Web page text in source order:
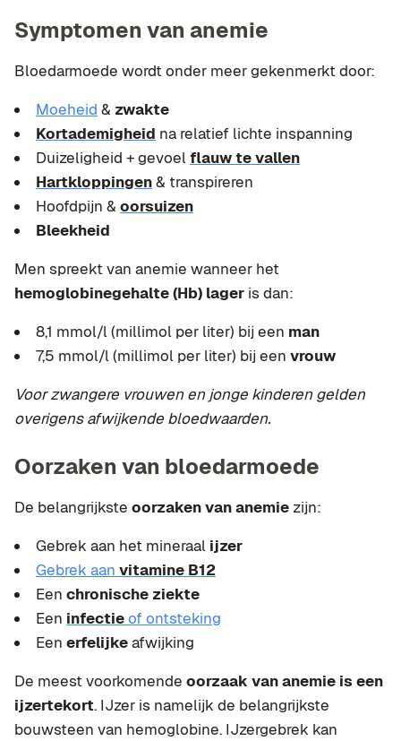
Symptomen van anemie
Bloedarmoede wordt onder meer gekenmerkt door:
Moeheid & zwakte
Kortademigheid na relatief lichte inspanning
Duizeligheid + gevoelflauw te vallen
Hartkloppingen& transpireren
Hoofdpijn & oorsuizen
Bleekheid
Men spreekt van anemie wanneer het
hemoglobinegehalte (Hb) lager is dan:
8,1 mmol/l (millimol per liter) bij een man
7,5 mmol/l (millimol per liter) bij een vrouw
Voor zwangere vrouwen en jonge kinderen gelden
overigens afwijkende bloedwaarden.
Oorzaken van bloedarmoede
De belangrijkste oorzaken van anemie zijn:
Gebrek aan het mineraal ijzer
Gebrek aan vitamine B12
Een chronische ziekte
Een infectieof ontsteking
Een erfelijkeafwijking
De meest voorkomende oorzaak van anemie is een
ijzertekort. IJzer is namelijk de belangrijkste
bouwsteen van hemoglobine. IJzergebrek kan